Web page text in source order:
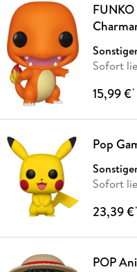
Sofort
15,99 €*
Pop
Sofort
23,39 €*
POP